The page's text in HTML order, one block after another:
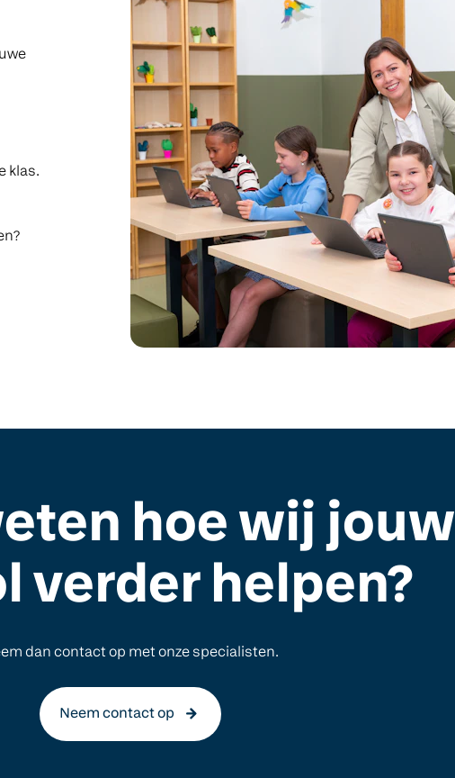
klas.
hoe wij jouw
verder helpen?
dan contact op met onze specialisten.
Neem contact op